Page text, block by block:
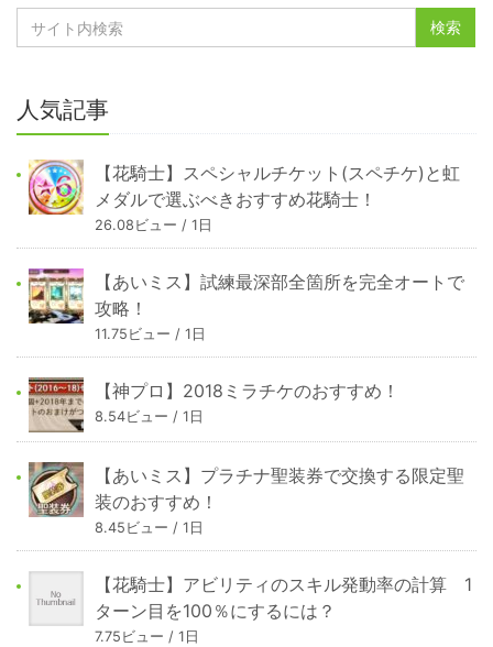
人気記事
【花騎士】スペシャルチケット(スペチケ)と虹
メダルで選ぶべきおすすめ花騎士！
26.08ビュー / 1日
【あいミス】試練最深部全箇所を完全オートで
攻略！
11.75ビュー / 1日
【神プロ】2018ミラチケのおすすめ！
8.54ビュー / 1日
【あいミス】プラチナ聖装券で交換する限定聖
装のおすすめ！
8.45ビュー / 1日
【花騎士】アビリティのスキル発動率の計算 1
ターン目を100％にするには？
7.75ビュー / 1日